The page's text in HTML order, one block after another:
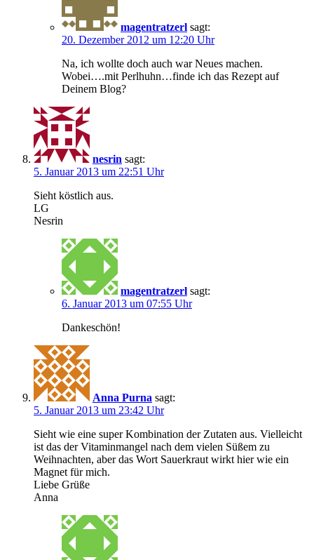
magentratzerl sagt:
20. Dezember 2012 um 12:20 Uhr
Na, ich wollte doch auch war Neues machen.
Wobei….mit Perlhuhn…finde ich das Rezept auf
Deinem Blog?
nesrin sagt:
5. Januar 2013 um 22:51 Uhr
Sieht köstlich aus.
LG
Nesrin
magentratzerl sagt:
6. Januar 2013 um 07:55 Uhr
Dankeschön!
Anna Purna sagt:
5. Januar 2013 um 23:42 Uhr
Sieht wie eine super Kombination der Zutaten aus. Vielleicht
ist das der Vitaminmangel nach dem vielen Süßem zu
Weihnachten, aber das Wort Sauerkraut wirkt hier wie ein
Magnet für mich.
Liebe Grüße
Anna